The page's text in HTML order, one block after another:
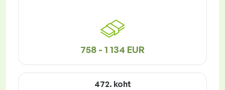
758 - 1 134 EUR
472. koht